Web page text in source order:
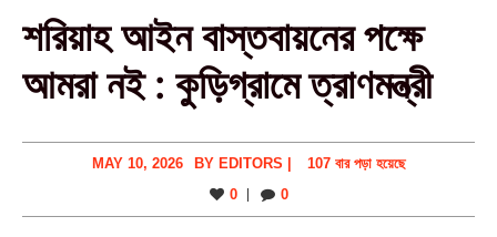
শরিয়াহ আইন বাস্তবায়নের পক্ষে
আমরা নই : কুড়িগ্রামে ত্রাণমন্ত্রী
MAY 10, 2026 BY EDITORS |
107 বার পড়া হয়েছে
0
0